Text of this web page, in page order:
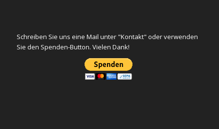
Schreiben Sie uns eine Mail unter "Kontakt" oder verwenden
Sie den Spenden-Button. Vielen Dank!